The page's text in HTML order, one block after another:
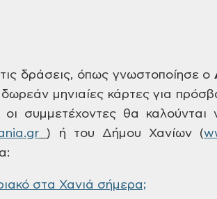
δράσεις, όπωςγνωστοποίησε ο
μηνιαίεςκάρτες για
οι συμμετέχοντες θα καλούνται
) ή του Δήμου Χανίων (
στα Χανιά σήμερα;